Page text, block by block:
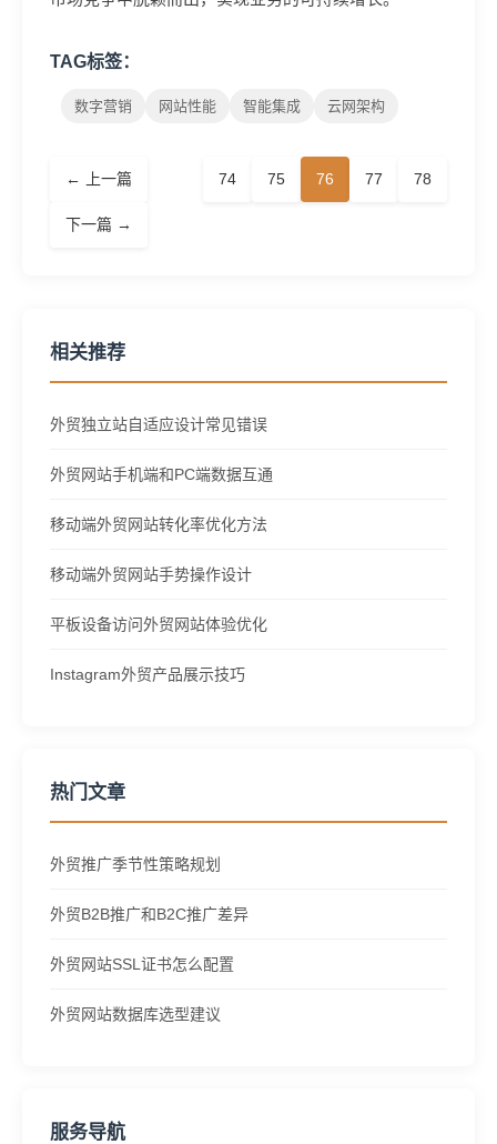
TAG标签：
数字营销 网站性能 智能集成 云网架构
← 上一篇 74 75 76 77 78
下一篇 →
相关推荐
外贸独立站自适应设计常见错误
外贸网站手机端和PC端数据互通
移动端外贸网站转化率优化方法
移动端外贸网站手势操作设计
平板设备访问外贸网站体验优化
Instagram外贸产品展示技巧
热门文章
外贸推广季节性策略规划
外贸B2B推广和B2C推广差异
外贸网站SSL证书怎么配置
外贸网站数据库选型建议
服务导航